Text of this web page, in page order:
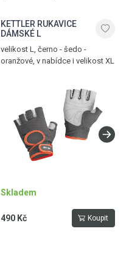
KETTLER RUKAVICE
DÁMSKÉ L
velikost L, černo - šedo -
oranžové, v nabídce i velikost XL
Skladem
490 Kč Koupit